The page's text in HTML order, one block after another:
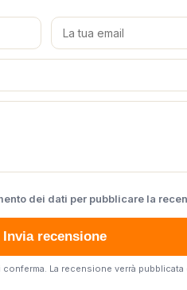
dei dati per pubblicare la
Invia recensione
La recensione verrà